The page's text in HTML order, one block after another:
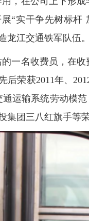
“实干争先树标
龙江交通铁军队伍。
一名收费员，在
后荣获2011年、
运输系统劳动模
集团三八红旗手等荣